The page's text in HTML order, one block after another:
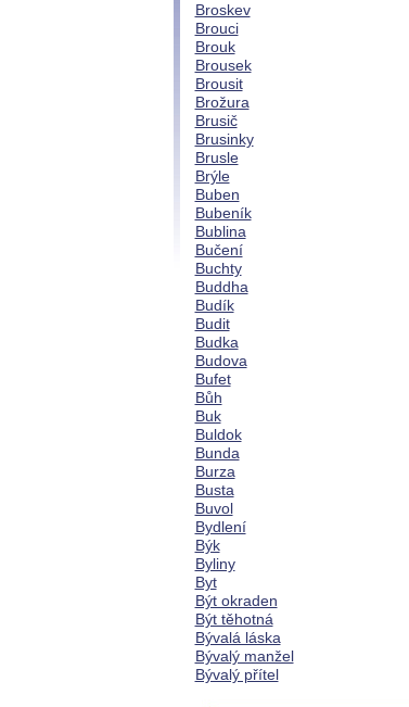
Broskev
Brouci
Brouk
Brousek
Brousit
Brožura
Brusič
Brusinky
Brusle
Brýle
Buben
Bubeník
Bublina
Bučení
Buchty
Buddha
Budík
Budit
Budka
Budova
Bufet
Bůh
Buk
Buldok
Bunda
Burza
Busta
Buvol
Bydlení
Býk
Byliny
Byt
Být okraden
Být těhotná
Bývalá láska
Bývalý manžel
Bývalý přítel